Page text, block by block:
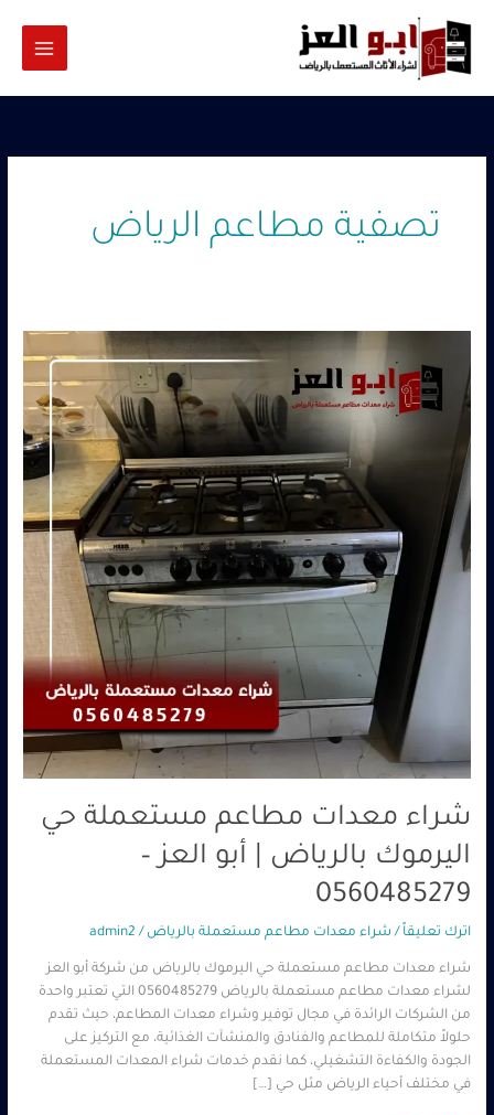
المحتوى
تصفية مطاعم الرياض
شراء معدات مطاعم مستعملة حي
اليرموك بالرياض | أبو العز –
0560485279
اترك تعليقاً / شراء معدات مطاعم مستعملة بالرياض /
admin2
شراء معدات مطاعم مستعملة حي اليرموك بالرياض من شركة أبو العز
لشراء معدات مطاعم مستعملة بالرياض 0560485279 التي تعتبر واحدة
من الشركات الرائدة في مجال توفير وشراء معدات المطاعم، حيث تقدم
حلولاً متكاملة للمطاعم والفنادق والمنشآت الغذائية، مع التركيز على
الجودة والكفاءة التشغيلي، كما نقدم خدمات شراء المعدات المستعملة
في مختلف أحياء الرياض مثل حي […]
معدات
مطاعم
مستعملة
حي
اليرموك
بالرياض
|
أبو
العز
–
0560485279